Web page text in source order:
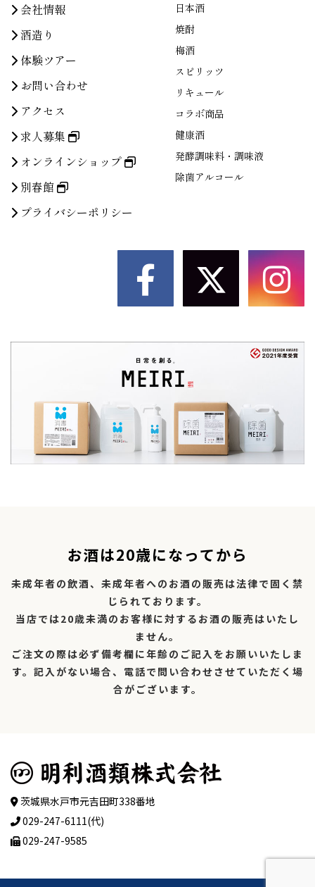
会社情報
酒造り
体験ツアー
お問い合わせ
アクセス
求人募集
オンラインショップ
別春館
プライバシーポリシー
日本酒
焼酎
梅酒
スピリッツ
リキュール
コラボ商品
健康酒
発酵調味料・調味液
除菌アルコール
お酒は20歳になってから
未成年者の飲酒、未成年者へのお酒の販売は法律で固く禁
じられております。
当店では20歳未満のお客様に対するお酒の販売はいたし
ません。
ご注文の際は必ず備考欄に年齢のご記入をお願いいたしま
す。記入がない場合、電話で問い合わせさせていただく場
合がございます。
茨城県水戸市元吉田町338番地
029-247-6111(代)
029-247-9585